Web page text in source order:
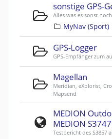
sonstige GPS-
Alles was es sonst
MyNav (Sport)
GPS-Logger
GPS-Empfänger zum
Magellan
Meridian, eXplorist,
Mapsend
MEDION
MEDION
Testbericht des S3857